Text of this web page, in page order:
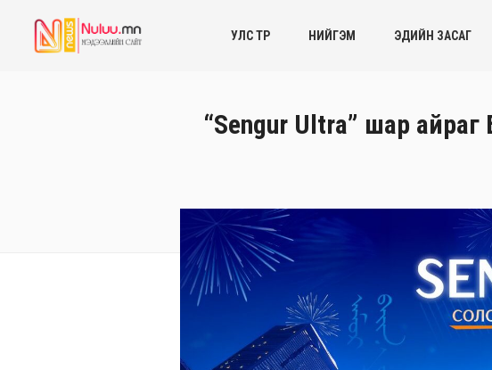
УЛС ТӨР НИЙГЭМ ЭДИЙН ЗАСАГ
“Sengur Ultra” шар